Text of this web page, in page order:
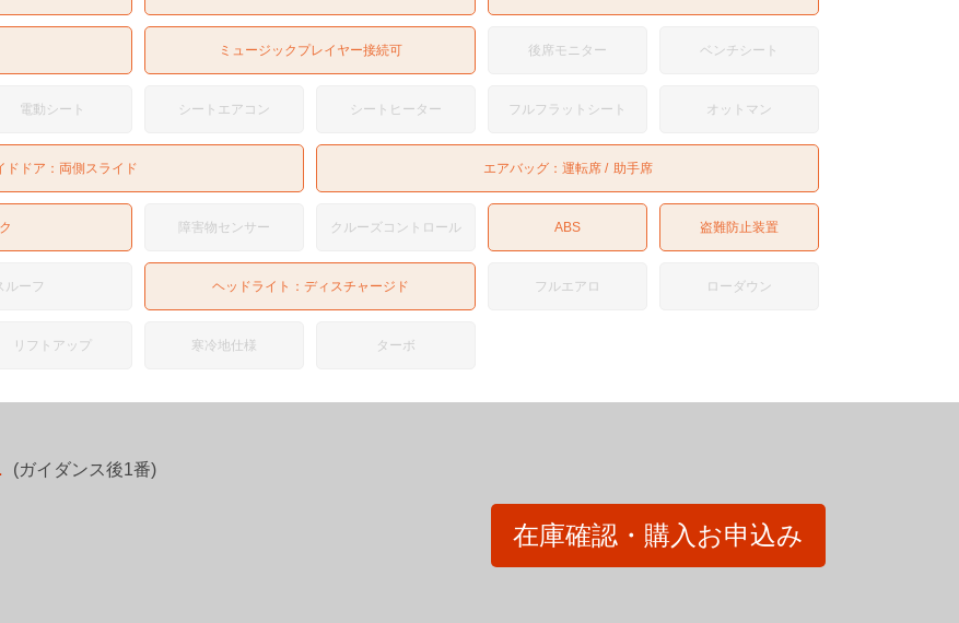
ミュージックプレイヤー接続可 後席モニター ベンチシート
電動シート シートエアコン シートヒーター フルフラットシート オットマン
ドドア： 両側スライド エアバッグ： 運転席 助手席
障害物センサー クルーズコントロール ABS 盗難防止装置
ルーフ ヘッドライト： ディスチャージド フルエアロ ローダウン
リフトアップ 寒冷地仕様 ターボ
(ガイダンス後1番)
在庫確認・購入お申込み